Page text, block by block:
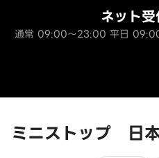
ミニストップ 日
ネット
通常 09:00～23:00 平日